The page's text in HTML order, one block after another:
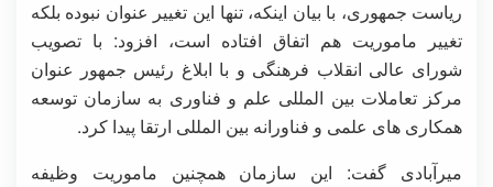
ریاست جمهوری، با بیان اینکه، تنها این تغییر عنوان نبوده بلکه
تغییر ماموریت هم اتفاق افتاده است، افزود: با تصویب
شورای عالی انقلاب فرهنگی و با ابلاغ رئیس جمهور عنوان
مرکز تعاملات بین المللی علم و فناوری به سازمان توسعه
همکاری های علمی و فناورانه بین المللی ارتقا پیدا کرد.
میرآبادی گفت: این سازمان همچنین ماموریت وظیفه